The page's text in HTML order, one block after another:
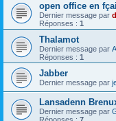
open office en
Dernier message par
Réponses : 1
Thalamot
Dernier message par
Réponses : 1
Jabber
Dernier message par
Lansadenn
Dernier message par